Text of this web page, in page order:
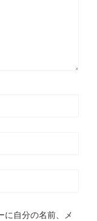
に自分の名前、メ